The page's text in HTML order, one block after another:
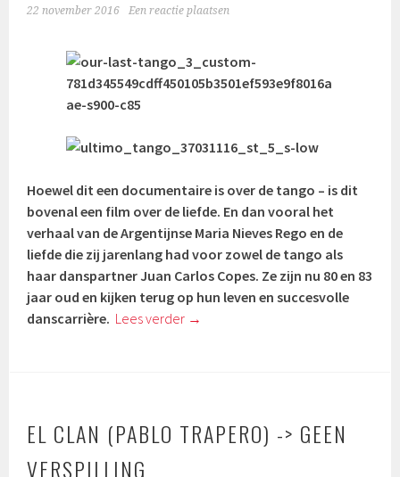
22 november 2016 Een reactie plaatsen
Hoewel dit een documentaire is over de tango – is dit
bovenal een film over de liefde. En dan vooral het
verhaal van de Argentijnse Maria Nieves Rego en de
liefde die zij jarenlang had voor zowel de tango als
haar danspartner Juan Carlos Copes. Ze zijn nu 80 en 83
jaar oud en kijken terug op hun leven en succesvolle
danscarrière. Lees verder →
EL CLAN (PABLO TRAPERO) -> GEEN
VERSPILLING